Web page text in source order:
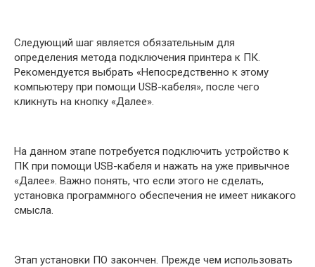
Следующий шаг является обязательным для
определения метода подключения принтера к ПК.
Рекомендуется выбрать «Непосредственно к этому
компьютеру при помощи USB-кабеля», после чего
кликнуть на кнопку «Далее».
На данном этапе потребуется подключить устройство к
ПК при помощи USB-кабеля и нажать на уже привычное
«Далее». Важно понять, что если этого не сделать,
установка программного обеспечения не имеет никакого
смысла.
Этап установки ПО закончен. Прежде чем использовать